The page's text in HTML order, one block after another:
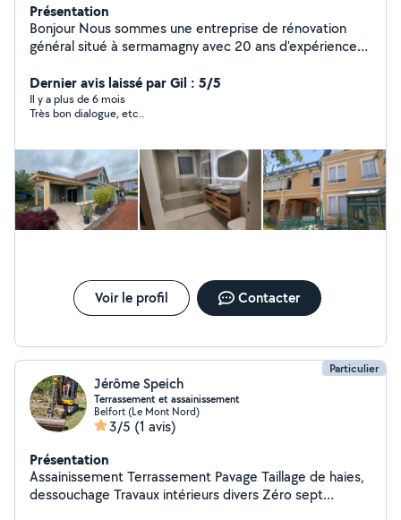
Présentation
Bonjour Nous sommes une entreprise de rénovation
général situé à sermamagny avec 20 ans d'expérience
renseignements. Vous souhaitant une bonne journée.
Cercle habitat
Dernier avis laissé par Gil : 5/5
Il y a plus de 6 mois
Très bon dialogue, etc..
Voir le profil Contacter
Particulier
Jérôme Speich
Terrassement et assainissement
Belfort (Le Mont Nord)
3/5 (1 avis)
Présentation
Assainissement Terrassement Pavage Taillage de haies,
dessouchage Travaux intérieurs divers Zéro sept